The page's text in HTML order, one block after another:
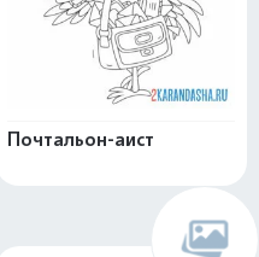
Почтальон-аист